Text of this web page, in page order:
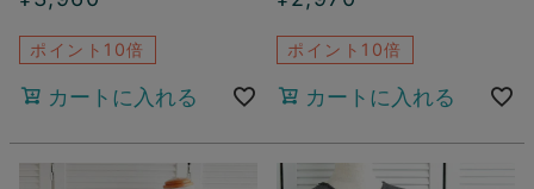
ポイント10倍
カートに入れる
ポイント10倍
カートに入れる